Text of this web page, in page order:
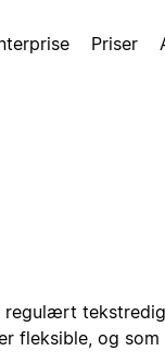
Priser
regulært
fleksible, og som